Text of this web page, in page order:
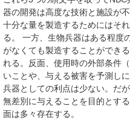
器の開発は高度な技術と施設が
十分な量を製造するためにはそ
る。 一方、生物兵器はある程度
がなくても製造することができ
れる。反面、使用時の外部条件
いことや、与える被害を予測し
兵器としての利点は少ない。だ
無差別に与えることを目的とす
面は多々存在する。